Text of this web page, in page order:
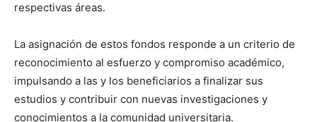
respectivas áreas.
La asignación de estos fondos responde a un criterio de
reconocimiento al esfuerzo y compromiso académico,
impulsando a las y los beneficiarios a finalizar sus
estudios y contribuir con nuevas investigaciones y
conocimientos a la comunidad universitaria.